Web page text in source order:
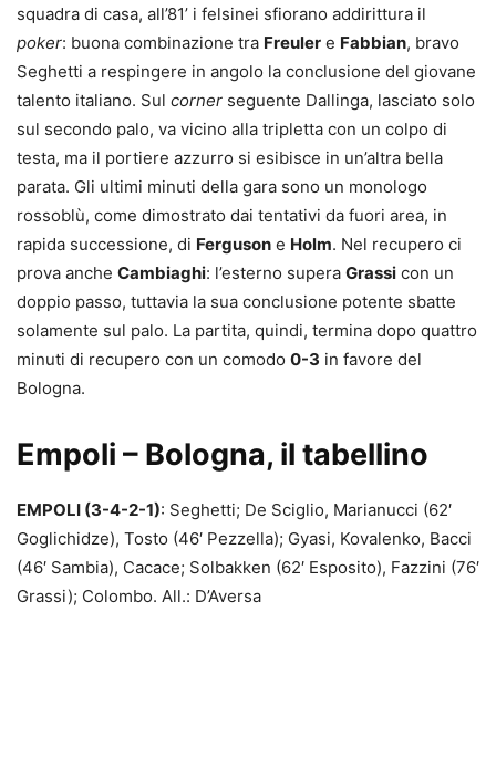
squadra di casa, all’81’ i felsinei sfiorano addirittura il
poker: buona combinazione tra Freuler e Fabbian, bravo
Seghetti a respingere in angolo la conclusione del giovane
talento italiano. Sul corner seguente Dallinga, lasciato solo
sul secondo palo, va vicino alla tripletta con un colpo di
testa, ma il portiere azzurro si esibisce in un’altra bella
parata. Gli ultimi minuti della gara sono un monologo
rossoblù, come dimostrato dai tentativi da fuori area, in
rapida successione, di Ferguson e Holm. Nel recupero ci
prova anche Cambiaghi: l’esterno supera Grassi con un
doppio passo, tuttavia la sua conclusione potente sbatte
solamente sul palo. La partita, quindi, termina dopo quattro
minuti di recupero con un comodo 0-3 in favore del
Bologna.
Empoli – Bologna, il tabellino
EMPOLI (3-4-2-1): Seghetti; De Sciglio, Marianucci (62′
Goglichidze), Tosto (46′ Pezzella); Gyasi, Kovalenko, Bacci
(46′ Sambia), Cacace; Solbakken (62′ Esposito), Fazzini (76′
Grassi); Colombo. All.: D’Aversa